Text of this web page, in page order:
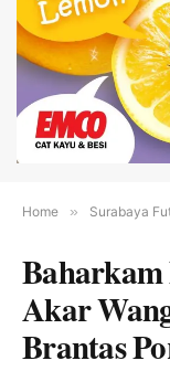
Home » Surabaya
Akar
Brantas